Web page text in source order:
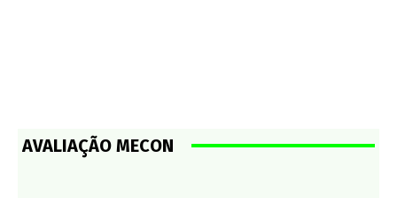
AVALIAÇÃO MECON